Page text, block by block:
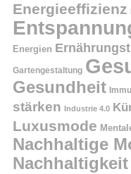
Energieeffizienz
Energien
Gartengestaltung
Gesundheit
stärken
Industrie 4.0
Luxusmode
Nachhaltige
Nachhaltigkeit